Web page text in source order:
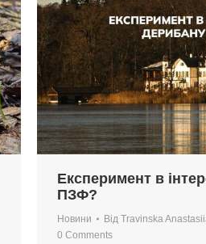
Експеримент в
ПЗФ?
Новини Від Travinska
0 Comments